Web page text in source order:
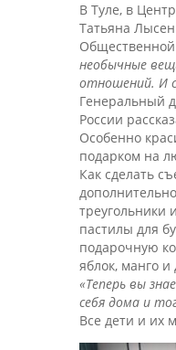
В Туле, в
Татьяна
Общественной
необычные
отношений. И
Генеральный
России
Особенно
подарком на
Как сделать
треугольники
пастилы для
подарочную
яблок, манго и
«Теперь вы
себя дома и
Все дети и их